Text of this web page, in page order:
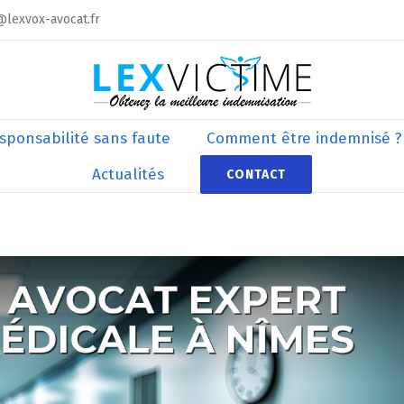
avocat.fr
sans faute
Comment être indemnisé ?
Actualités
CONTACT